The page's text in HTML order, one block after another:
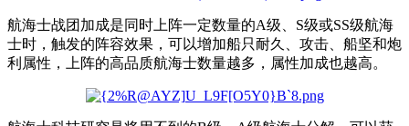
航海士战团加成是同时上阵一定数量的A级、S级或SS级航海
士时，触发的阵容效果，可以增加船只耐久、攻击、船坚和炮
利属性，上阵的高品质航海士数量越多，属性加成也越高。